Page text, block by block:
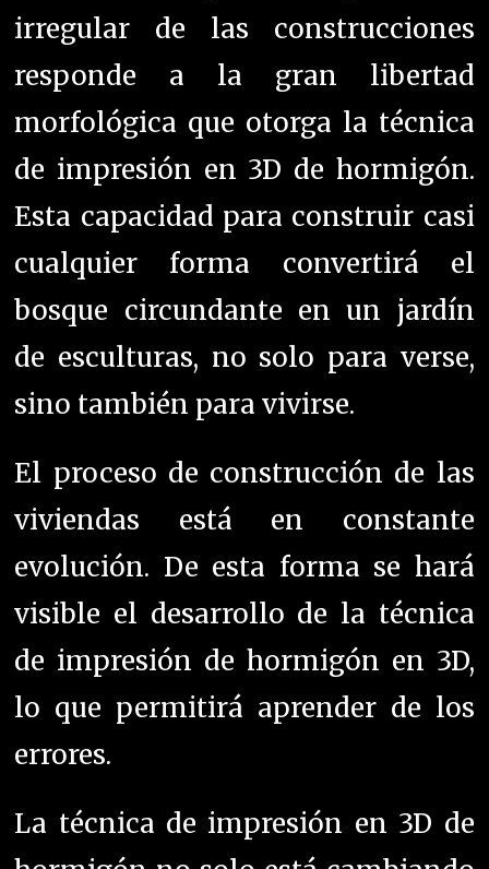
irregular de las construcciones
responde a la gran libertad
morfológica que otorga la técnica
de impresión en 3D de hormigón.
Esta capacidad para construir casi
cualquier forma convertirá el
bosque circundante en un jardín
de esculturas, no solo para verse,
sino también para vivirse.
El proceso de construcción de las
viviendas está en constante
evolución. De esta forma se hará
visible el desarrollo de la técnica
de impresión de hormigón en 3D,
lo que permitirá aprender de los
errores.
La técnica de impresión en 3D de